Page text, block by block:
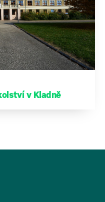
v Kladně